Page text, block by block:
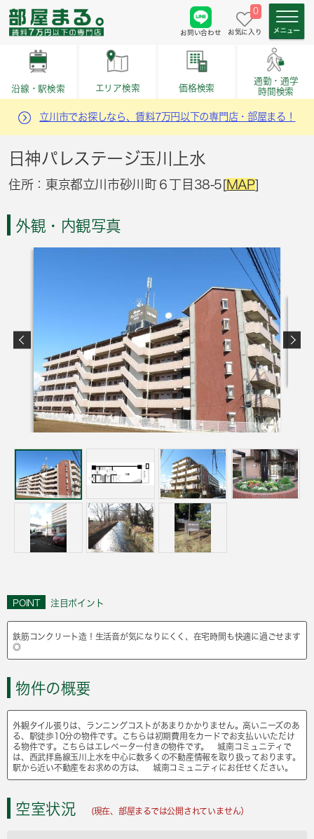
お問い合わせ
0
お気に入り
沿線・駅検索 エリア検索 価格検索
通勤・通学
時間検索
立川市でお探しなら、賃料7万円以下の専門店・部屋まる！
日神パレステージ玉川上水
住所：東京都立川市砂川町６丁目38-5[MAP]
外観・内観写真
POINT 注目ポイント
鉄筋コンクリート造！生活音が気になりにくく、在宅時間も快適に過ごせます
◎
物件の概要
外観タイル張りは、ランニングコストがあまりかかりません。高いニーズのあ
る、駅徒歩10分の物件です。こちらは初期費用をカードでお支払いいただけ
る物件です。こちらはエレベーター付きの物件です。 城南コミュニティで
は、西武拝島線玉川上水を中心に数多くの不動産情報を取り扱っております。
駅から近い不動産をお求めの方は、 城南コミュニティにお任せください。
空室状況 (現在、部屋まるでは公開されていません）